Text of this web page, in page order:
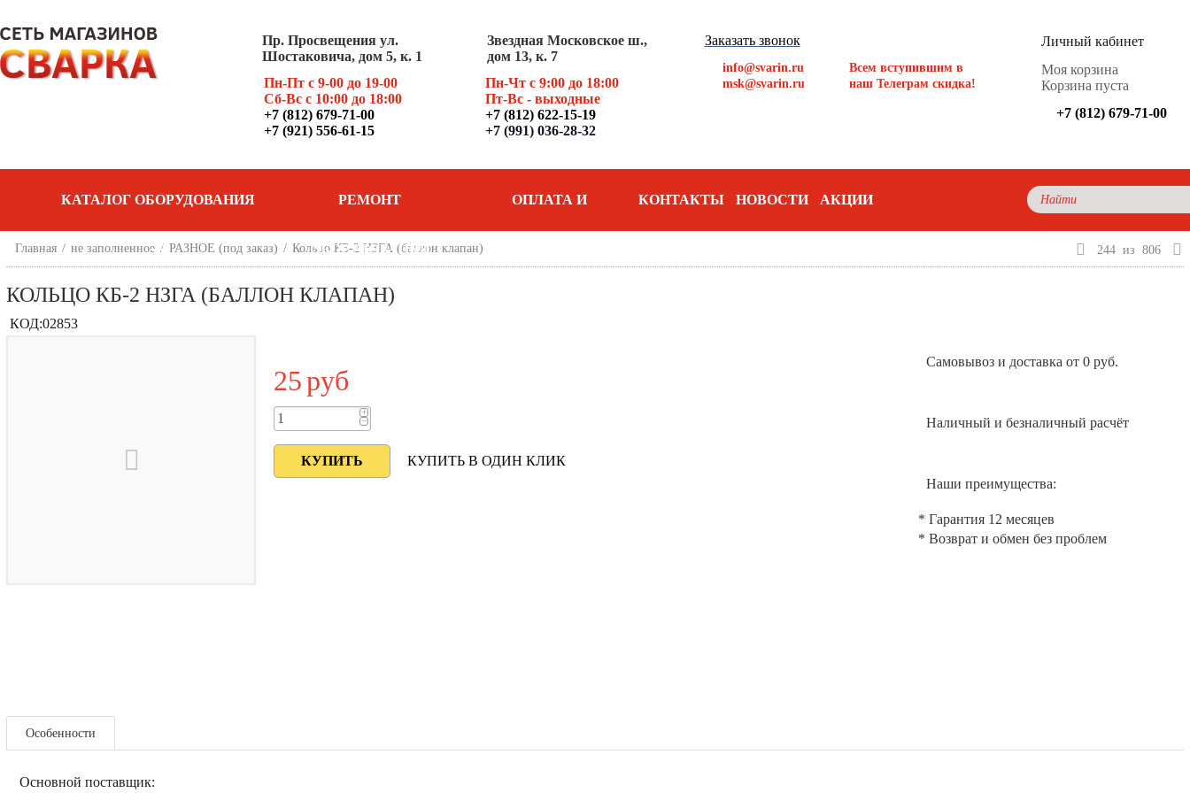
Пр. Просвещения ул.
Шостаковича, дом 5, к. 1
Пн-Пт с 9-00 до 19-00
Сб-Вс с 10:00 до 18:00
+7 (812) 679-71-00
+7 (921) 556-61-15
Звездная Московское ш.,
дом 13, к. 7
Пн-Чт с 9:00 до 18:00
Пт-Вс - выходные
+7 (812) 622-15-19
+7 (991) 036-28-32
Заказать звонок
info@svarin.ru
msk@svarin.ru
Всем вступившим в
наш Телеграм скидка!
Личный кабинет
Моя корзина
Корзина пуста
+7 (812) 679-71-00
КАТАЛОГ ОБОРУДОВАНИЯ РЕМОНТ
ОБОРУДОВАНИЯ
ОПЛАТА И КОНТАКТЫ НОВОСТИ АКЦИИ
Главная / не заполненное / РАЗНОЕ (под заказ) / Кольцо КБ-2 НЗГА (баллон клапан) 244 из 806
КОЛЬЦО КБ-2 НЗГА (БАЛЛОН КЛАПАН)
КОД:02853
Самовывоз и доставка от 0 руб.
Наличный и безналичный расчёт
Наши преимущества:
* Гарантия 12 месяцев
* Возврат и обмен без проблем
25руб
+
−
КУПИТЬ В ОДИН КЛИК
Особенности
Основной поставщик: